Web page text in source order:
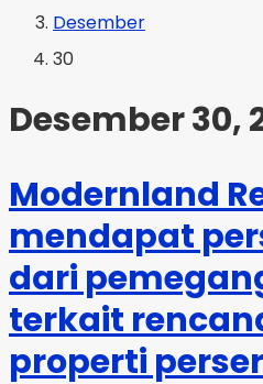
Desember
30
Desember 30,
Modernland
mendapat
dari
terkait
properti